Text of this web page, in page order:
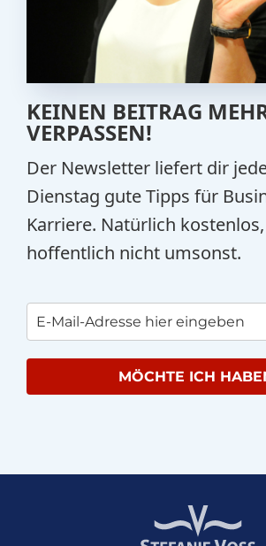
KEINEN BEITRAG
VERPASSEN!
Der Newsletter liefert dir
Dienstag gute Tipps für
Karriere. Natürlich
hoffentlich nicht umsonst.
MÖCHTE ICH